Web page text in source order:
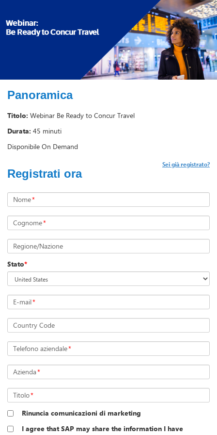
Panoramica
Titolo: Webinar Be Ready to Concur Travel
Durata: 45 minuti
Disponibile On Demand
Registrati ora
Sei già registrato?
Nome*
Cognome*
Regione/Nazione
Stato*
E-mail*
Country Code
Telefono aziendale*
Azienda*
Titolo*
Rinuncia comunicazioni di marketing
I agree that SAP may share the information I have